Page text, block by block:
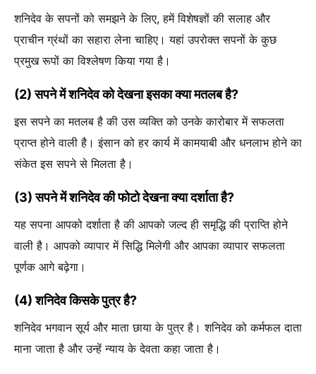
शनिदेव के सपनों को समझने के लिए, हमें विशेषज्ञों की सलाह और
प्राचीन ग्रंथों का सहारा लेना चाहिए। यहां उपरोक्त सपनों के कुछ
प्रमुख रूपों का विश्लेषण किया गया है।
(2) सपने में शनिदेव को देखना इसका क्या मतलब है?
इस सपने का मतलब है की उस व्यक्ति को उनके कारोबार में सफलता
प्राप्त होने वाली है। इंसान को हर कार्य में कामयाबी और धनलाभ होने का
संकेत इस सपने से मिलता है।
(3) सपने में शनिदेव की फोटो देखना क्या दर्शाता है?
यह सपना आपको दर्शाता है की आपको जल्द ही समृद्धि की प्राप्ति होने
वाली है। आपको व्यापार में सिद्धि मिलेगी और आपका व्यापार सफलता
पूर्णक आगे बढ़ेगा।
(4) शनिदेव किसके पुत्र है?
शनिदेव भगवान सूर्य और माता छाया के पुत्र है। शनिदेव को कर्मफल दाता
माना जाता है और उन्हें न्याय के देवता कहा जाता है।